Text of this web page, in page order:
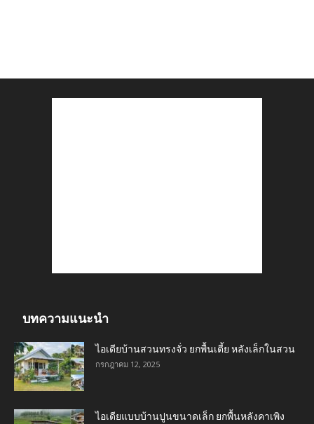
บทความแนะนำ
ไอเดียบ้านสวนทรงจั่ว ยกพื้นเตี้ย หลังเล็กในสวน
กรกฎาคม 12, 2025
ไอเดียแบบบ้านปูนขนาดเล็ก ยกพื้นหลังคาเพิง